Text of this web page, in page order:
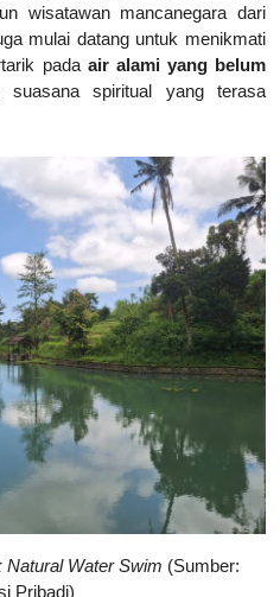
wisatawan mancanegara dari
mulai datang untuk menikmati
pada air alami yang belum
suasana spiritual yang terasa
Water Swim (Sumber:
Pribadi)